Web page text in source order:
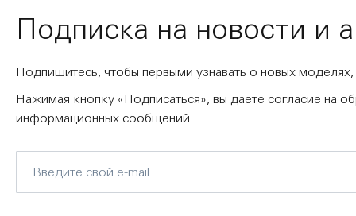
Подписка на новости и
Подпишитесь, чтобы первыми узнавать о новых
Нажимая кнопку «Подписаться», вы даете согласие на
информационных сообщений.